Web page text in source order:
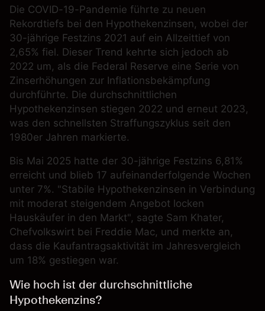
Die COVID-19-Pandemie führte zu neuen
Rekordtiefs bei den Hypothekenzinsen, wobei der
30-jährige Festzins 2021 auf ein Allzeittief von
2,65% fiel. Dieser Trend kehrte sich jedoch ab
2022 um, als die Federal Reserve eine Serie von
Zinserhöhungen zur Inflationsbekämpfung
durchführte. Die durchschnittlichen
Hypothekenzinsen stiegen 2022 und erneut 2023,
was den schnellsten Straffungszyklus seit den
1980er Jahren markierte.
Bis Mai 2025 hatte der 30-jährige Festzins 6,81%
erreicht und blieb 17 aufeinanderfolgende Wochen
unter 7%. "Stabile Hypothekenzinsen in Verbindung
mit moderat steigendem Angebot locken
Hauskäufer in den Markt", sagte Sam Khater,
Chefvolkswirt bei Freddie Mac, und merkte an,
dass die Kaufantragsaktivität im Jahresvergleich
um 18% gestiegen war.
Wie hoch ist der durchschnittliche
Hypothekenzins?